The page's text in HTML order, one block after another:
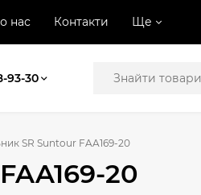
нас Контакти Ще
93-30
SR Suntour FAA169-20
20